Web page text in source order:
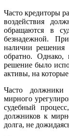
Часто кредиторы
воздействия
обращаются в
безнадежной.
наличии решения
обратно.
решение было
активы, на
Часто должники
мирного
судебный
должников к
долга, не